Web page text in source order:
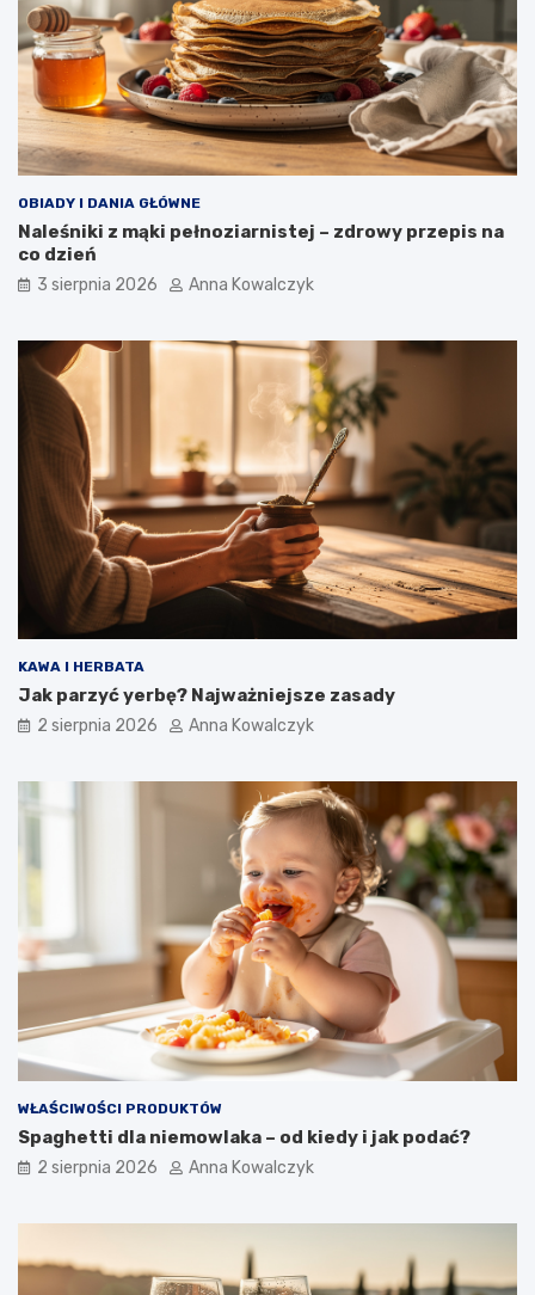
OBIADY I DANIA GŁÓWNE
Naleśniki z mąki pełnoziarnistej – zdrowy przepis na
co dzień
3 sierpnia 2026 Anna Kowalczyk
KAWA I HERBATA
Jak parzyć yerbę? Najważniejsze zasady
2 sierpnia 2026 Anna Kowalczyk
WŁAŚCIWOŚCI PRODUKTÓW
Spaghetti dla niemowlaka – od kiedy i jak podać?
2 sierpnia 2026 Anna Kowalczyk